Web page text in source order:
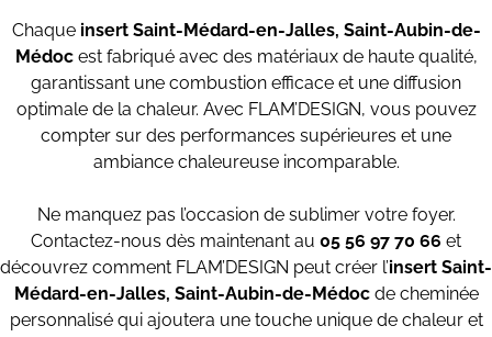
Chaque insertSaint-Médard-en-Jalles, Saint-Aubin-de-
Médocest fabriqué avec des matériaux de haute qualité,
garantissant une combustion efficace et une diffusion
optimale de la chaleur. Avec FLAM’DESIGN, vous pouvez
compter sur des performances supérieures et une
ambiance chaleureuse incomparable.
Ne manquez pas l’occasion de sublimer votre foyer.
Contactez-nous dès maintenant au 05 56 97 70 66 et
découvrez comment FLAM’DESIGN peut créer l’insert Saint-
Médard-en-Jalles, Saint-Aubin-de-Médocde cheminée
personnalisé qui ajoutera une touche unique de chaleur et